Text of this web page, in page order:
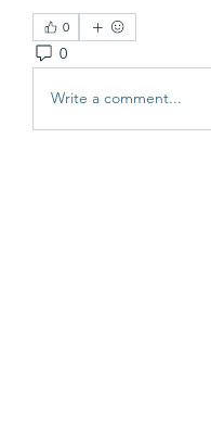
0
0
Write a comment...